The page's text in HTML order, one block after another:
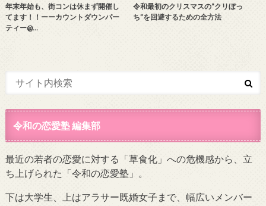
年末年始も、街コンは休まず開催し
てます！！ーーカウントダウンパー
ティー@…
令和最初のクリスマスの”クリぼっ
ち”を回避するための全方法
令和の恋愛塾 編集部
最近の若者の恋愛に対する「草食化」への危機感から、立
ち上げられた「令和の恋愛塾」。
下は大学生、上はアラサー既婚女子まで、幅広いメンバー